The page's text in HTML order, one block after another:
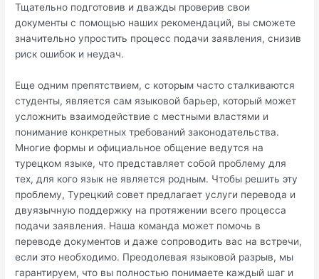
Тщательно подготовив и дважды проверив свои
документы с помощью наших рекомендаций, вы сможете
значительно упростить процесс подачи заявления, снизив
риск ошибок и неудач.
Еще одним препятствием, с которым часто сталкиваются
студенты, является сам языковой барьер, который может
усложнить взаимодействие с местными властями и
понимание конкретных требований законодательства.
Многие формы и официальное общение ведутся на
турецком языке, что представляет собой проблему для
тех, для кого язык не является родным. Чтобы решить эту
проблему, Турецкий совет предлагает услуги перевода и
двуязычную поддержку на протяжении всего процесса
подачи заявления. Наша команда может помочь в
переводе документов и даже сопроводить вас на встречи,
если это необходимо. Преодолевая языковой разрыв, мы
гарантируем, что вы полностью понимаете каждый шаг и